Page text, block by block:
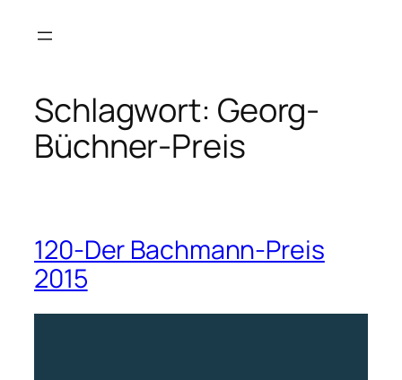
Inhalt
Schlagwort: Georg-
Büchner-Preis
120-Der Bachmann-Preis
2015